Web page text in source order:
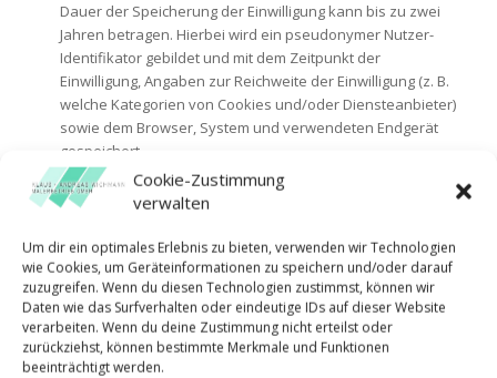
Cookie-Zustimmung
verwalten
Um dir ein optimales Erlebnis zu bieten, verwenden wir Technologien
wie Cookies, um Geräteinformationen zu speichern und/oder darauf
zuzugreifen. Wenn du diesen Technologien zustimmst, können wir
Daten wie das Surfverhalten oder eindeutige IDs auf dieser Website
verarbeiten. Wenn du deine Zustimmung nicht erteilst oder
zurückziehst, können bestimmte Merkmale und Funktionen
beeinträchtigt werden.
Dauer der Speicherung der Einwilligung kann bis zu zwei
Jahren betragen. Hierbei wird ein pseudonymer Nutzer-
Identifikator gebildet und mit dem Zeitpunkt der
Einwilligung, Angaben zur Reichweite der Einwilligung (z. B.
welche Kategorien von Cookies und/oder Diensteanbieter)
sowie dem Browser, System und verwendeten Endgerät
gespeichert.
GESCHÄFTLICHE
LEISTUNGEN
Wir verarbeiten Daten unserer Vertrags- und
Geschäftspartner, z.B. Kunden und Interessenten
(zusammenfassend bezeichnet als „Vertragspartner“) im
Rahmen von vertraglichen und vergleichbaren
Rechtsverhältnissen sowie damit verbundenen Maßnahmen